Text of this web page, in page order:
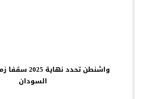
واشنطن تحدد
السودان